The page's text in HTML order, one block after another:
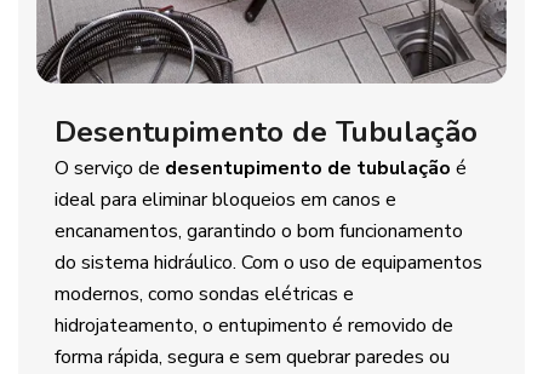
Desentupimento de Tubulação
O serviço de desentupimento de tubulação é
ideal para eliminar bloqueios em canos e
encanamentos, garantindo o bom funcionamento
do sistema hidráulico. Com o uso de equipamentos
modernos, como sondas elétricas e
hidrojateamento, o entupimento é removido de
forma rápida, segura e sem quebrar paredes ou